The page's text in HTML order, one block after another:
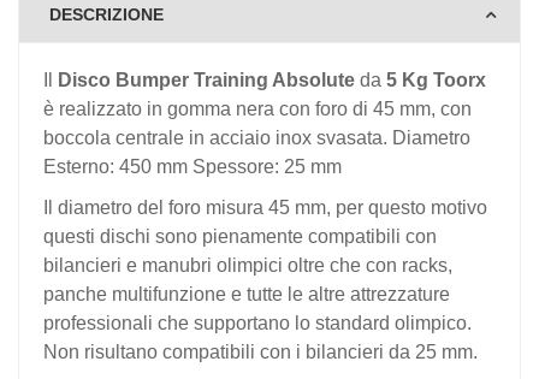
DESCRIZIONE
Disco Bumper Training Absolute da 5 Kg Toorx
è realizzato in gomma nera con foro di 45 mm, con
boccola centrale in acciaio inox svasata. Diametro
Esterno: 450 mm Spessore: 25 mm
Il diametro del foro misura 45 mm, per questo motivo
questi dischi sono pienamente compatibili con
bilancieri e manubri olimpici oltre che con racks,
panche multifunzione e tutte le altre attrezzature
professionali che supportano lo standard olimpico.
Non risultano compatibili con i bilancieri da 25 mm.